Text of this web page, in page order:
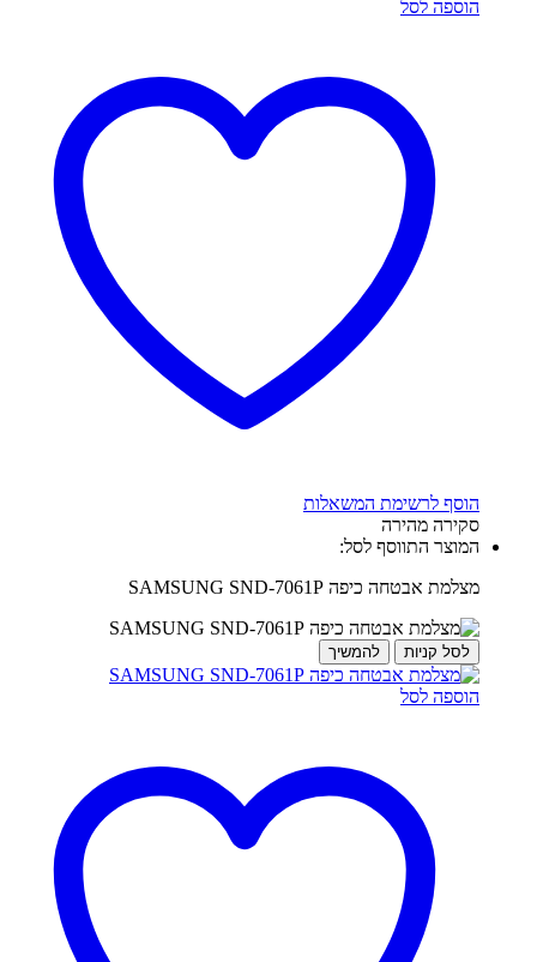
הוספה לסל
הוסף לרשימת המשאלות
סקירה מהירה
המוצר התווסף לסל:
מצלמת אבטחה כיפה SAMSUNG SND-7061P
לסל קניות להמשיך
הוספה לסל